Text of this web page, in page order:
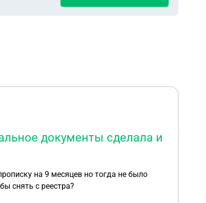
документы сделала и
на 9 месяцев но тогда не было
снять с реестра?